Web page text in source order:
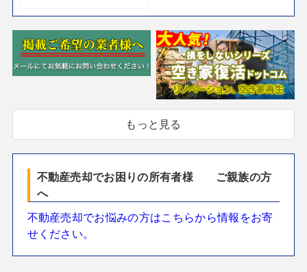
もっと見る
不動産売却でお困りの所有者様 ご親族の方
へ
不動産売却でお悩みの方はこちらから情報をお寄
せください。